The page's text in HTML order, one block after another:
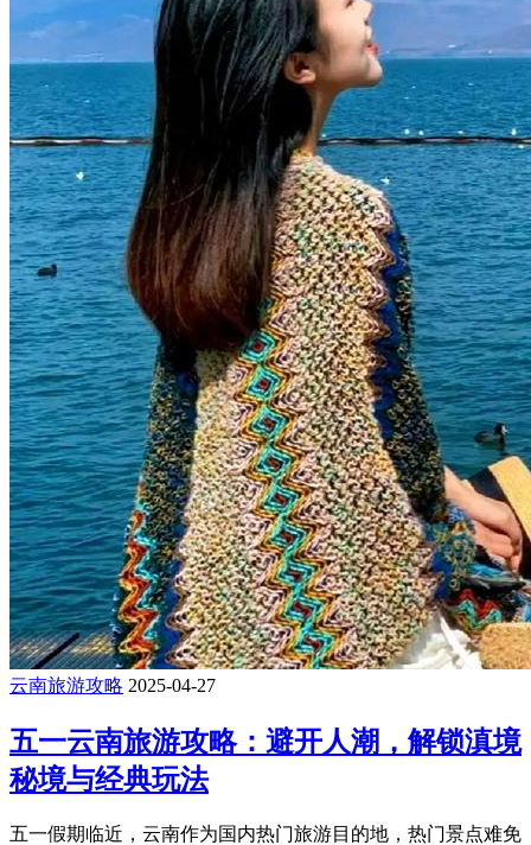
云南旅游攻略 2025-04-27
五一云南旅游攻略：避开人潮，解锁滇境
秘境与经典玩法
​五一假期临近，云南作为国内热门旅游目的地，热门景点难免